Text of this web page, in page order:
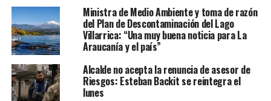
Ministra de Medio Ambiente y toma de razón
del Plan de Descontaminación del Lago
Villarrica: “Una muy buena noticia para La
Araucanía y el país”
Alcalde no acepta la renuncia de asesor de
Riesgos: Esteban Backit se reintegra el
lunes